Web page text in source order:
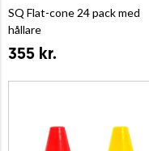
SQ Flat-cone 24 pack med
hållare
355 kr.